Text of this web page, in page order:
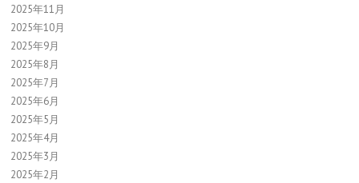
2025年11月
2025年10月
2025年9月
2025年8月
2025年7月
2025年6月
2025年5月
2025年4月
2025年3月
2025年2月